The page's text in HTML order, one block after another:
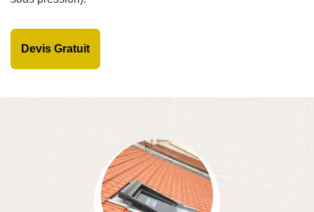
Devis Gratuit